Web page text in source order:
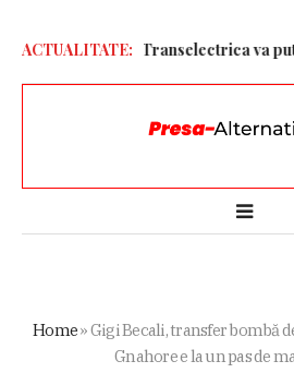
ACTUALITATE:
ploaie. Transelectrica va putea
Home»Gigi Becali, transfer bombă
Gnahore e la un pas de